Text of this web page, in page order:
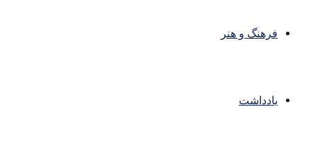
فرهنگ و هنر
یادداشت